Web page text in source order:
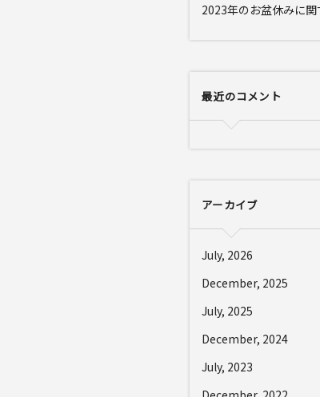
2023年のお盆休みに
最近のコメント
アーカイブ
July, 2026
December, 2025
July, 2025
December, 2024
July, 2023